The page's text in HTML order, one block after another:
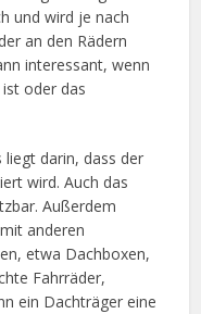
und wird je nach
an den Rädern
interessant, wenn
oder das
darin, dass der
wird. Auch das
Außerdem
anderen
etwa Dachboxen,
Fahrräder,
ein Dachträger eine